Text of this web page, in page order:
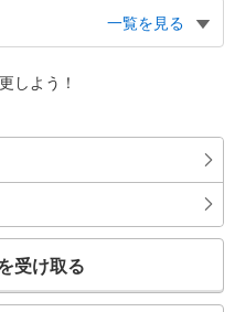
一覧を見る
しよう！
受け取る